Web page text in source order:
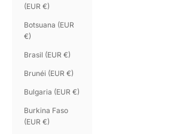
(EUR €)
Botsuana (EUR
€)
Brasil (EUR €)
Brunéi (EUR €)
Bulgaria (EUR €)
Burkina Faso
(EUR €)